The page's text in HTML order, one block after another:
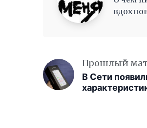
Прошлый
В Сети